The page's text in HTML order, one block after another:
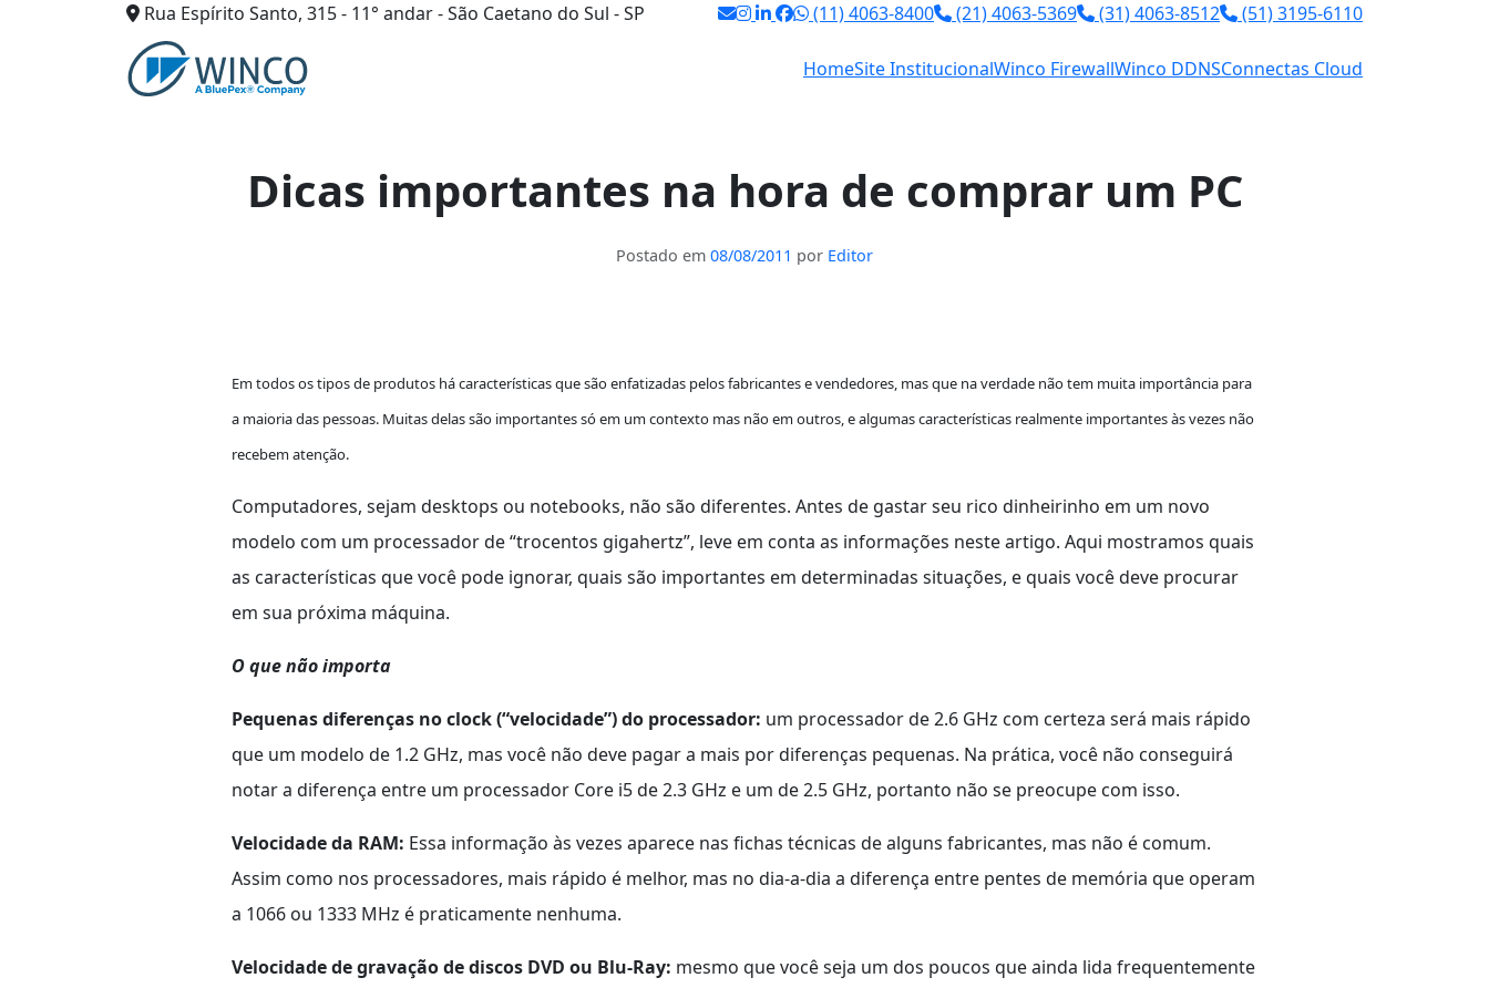
Rua Espírito Santo, 315 - 11° andar - São Caetano do Sul - SP (11) 4063-8400 (21) 4063-5369 (31) 4063-8512
(51) 3195-6110
HomeSite InstitucionalWinco FirewallWinco DDNSConnectas Cloud
Dicas importantes na hora de comprar um PC
Postado em 08/08/2011 por Editor
Em todos os tipos de produtos há características que são enfatizadas pelos fabricantes e vendedores, mas que na verdade não tem muita importância para
a maioria das pessoas. Muitas delas são importantes só em um contexto mas não em outros, e algumas características realmente importantes às vezes não
recebem atenção.
Computadores, sejam desktops ou notebooks, não são diferentes. Antes de gastar seu rico dinheirinho em um novo
modelo com um processador de “trocentos gigahertz”, leve em conta as informações neste artigo. Aqui mostramos quais
as características que você pode ignorar, quais são importantes em determinadas situações, e quais você deve procurar
em sua próxima máquina.
O que não importa
Pequenas diferenças no clock (“velocidade”) do processador: um processador de 2.6 GHz com certeza será mais rápido
que um modelo de 1.2 GHz, mas você não deve pagar a mais por diferenças pequenas. Na prática, você não conseguirá
notar a diferença entre um processador Core i5 de 2.3 GHz e um de 2.5 GHz, portanto não se preocupe com isso.
Velocidade da RAM: Essa informação às vezes aparece nas fichas técnicas de alguns fabricantes, mas não é comum.
Assim como nos processadores, mais rápido é melhor, mas no dia-a-dia a diferença entre pentes de memória que operam
a 1066 ou 1333 MHz é praticamente nenhuma.
Velocidade de gravação de discos DVD ou Blu-Ray: mesmo que você seja um dos poucos que ainda lida frequentemente